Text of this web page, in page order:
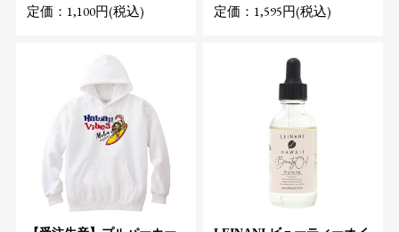
定価：1,100円(税込) 定価：1,595円(税込)